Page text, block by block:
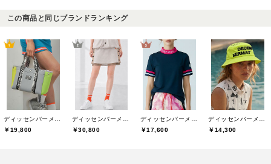
この商品と同じブランドランキング
￥19,800
￥30,800
￥17,600
￥14,300